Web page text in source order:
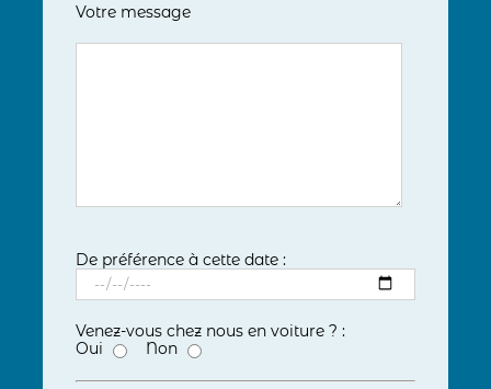
Votre message
De préférence à cette date :
Venez-vous chez nous en voiture ? :
Oui
Non